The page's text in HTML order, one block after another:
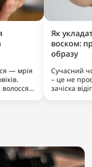
— мрія
волоссям
Як
воском:
образу
Сучасний
– це не
зачіска